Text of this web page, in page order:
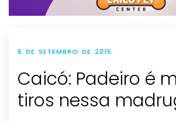
6 DE SETEMBRO DE 2015
Caicó: Padeiro é
tiros nessa